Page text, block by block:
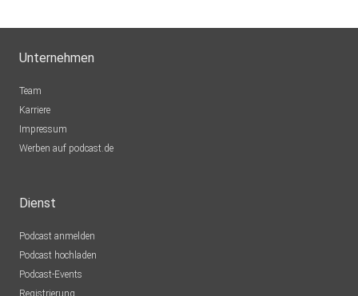
Unternehmen
Team
Karriere
Impressum
Werben auf podcast.de
Dienst
Podcast anmelden
Podcast hochladen
Podcast-Events
Registrierung